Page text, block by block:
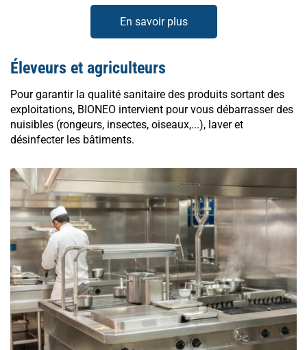
En savoir plus
Éleveurs et agriculteurs
Pour garantir la qualité sanitaire des produits sortant des
exploitations, BIONEO intervient pour vous débarrasser des
nuisibles (rongeurs, insectes, oiseaux,...), laver et
désinfecter les bâtiments.